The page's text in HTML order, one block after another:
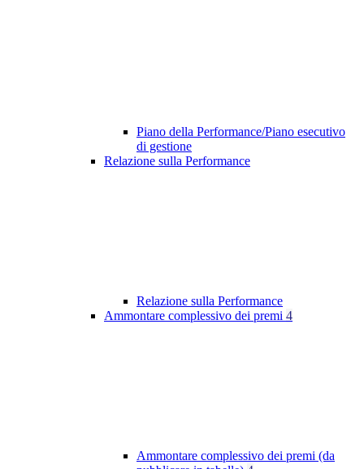
Piano della Performance/Piano esecutivo
di gestione
Relazione sulla Performance
Relazione sulla Performance
Ammontare complessivo dei premi 4
Ammontare complessivo dei premi (da